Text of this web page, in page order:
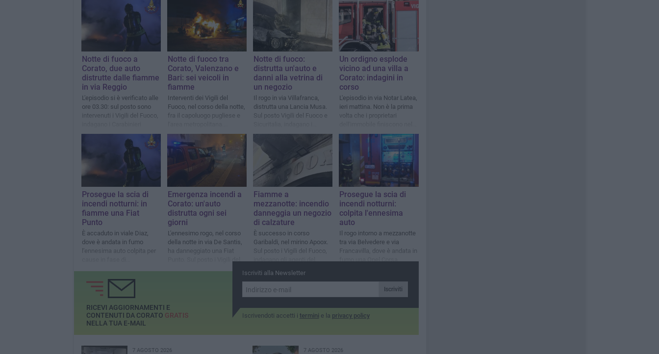
Notte di fuoco a
Corato, due auto
distrutte dalle fiamme
in via Reggio
L'episodio si è verificato alle
ore 03.30: sul posto sono
intervenuti i Vigili del Fuoco,
Notte di fuoco tra
Corato, Valenzano e
Bari: sei veicoli in
fiamme
Interventi dei Vigili del
Fuoco, nel corso della notte,
fra il capoluogo pugliese e
Indagano Carabinieri e
Polizia di Stato
Notte di fuoco:
distrutta un'auto e
danni alla vetrina di
un negozio
Il rogo in via Villafranca,
distrutta una Lancia Musa.
Sul posto Vigili del Fuoco e
Carabinieri
Un ordigno esplode
vicino ad una villa a
Corato: indagini in
corso
L'episodio in via Notar Latea,
ieri mattina. Non è la prima
volta che i proprietari
mirino
Prosegue la scia di
incendi notturni: in
fiamme una Fiat
Punto
È accaduto in viale Diaz,
dove è andata in fumo
l'ennesima auto colpita per
Emergenza incendi a
Corato: un'auto
distrutta ogni sei
giorni
L'ennesimo rogo, nel corso
della notte in via De Santis,
ha danneggiato una Fiat
Punto. Sul posto i Vigili del
Fiamme a
mezzanotte: incendio
danneggia un negozio
di calzature
È successo in corso
Garibaldi, nel mirino Apoox.
Sul posto i Vigili del Fuoco,
indagano gli agenti del
Commissariato di Corato
Prosegue la scia di
incendi notturni:
colpita l'ennesima
auto
Il rogo intorno a mezzanotte
tra via Belvedere e via
Francavilla, dove è andata in
fumo una Opel Corsa
Iscriviti alla Newsletter
Iscriviti
Iscrivendoti accetti i termini e la privacy policy
RICEVI AGGIORNAMENTI E
CONTENUTI DA CORATO GRATIS
NELLA TUA E-MAIL
7 AGOSTO 2026 7 AGOSTO 2026